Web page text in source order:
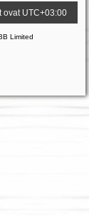
ovat UTC+03:00
Limited